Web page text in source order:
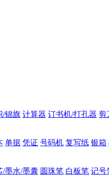
/锦旗 计算器 订书机/打孔器 剪
单据 凭证 号码机 复写纸 银箱
/墨水/墨囊 圆珠笔 白板笔 记号